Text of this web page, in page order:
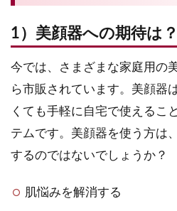
1）美顔器への期待は？
今では、さまざまな家庭用の
ら市販されています。美顔器
くても手軽に自宅で使えるこ
テムです。美顔器を使う方は
するのではないでしょうか？
肌悩みを解消する